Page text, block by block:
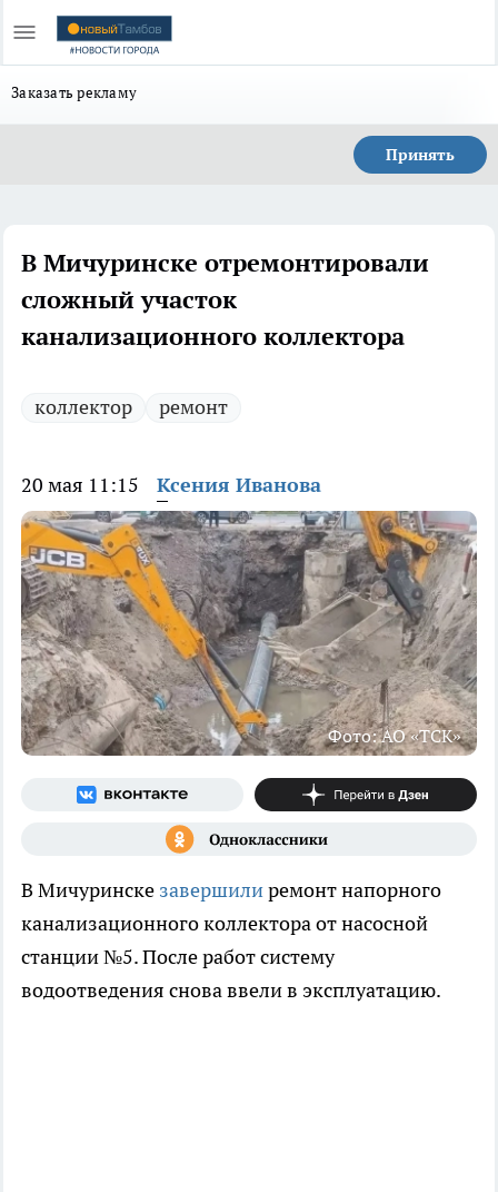
Заказать рекламу
Принять
В Мичуринске отремонтировали
сложный участок
канализационного коллектора
коллектор ремонт
20 мая 11:15 Ксения Иванова
Фото: АО «ТСК»
В Мичуринске завершилиремонт напорного
канализационного коллектора от насосной
станции №5. После работ систему
водоотведения снова ввели в эксплуатацию.